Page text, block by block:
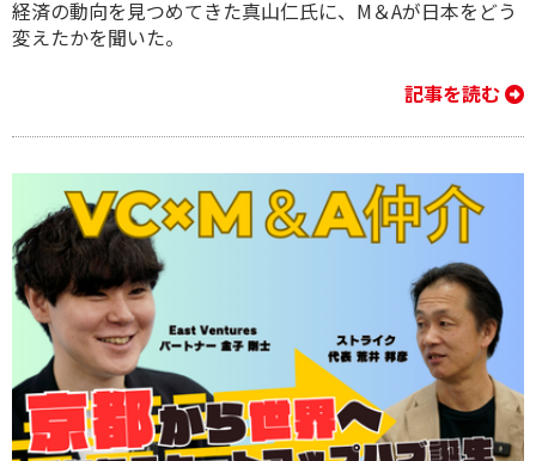
経済の動向を見つめてきた真山仁氏に、M＆Aが日本をどう
変えたかを聞いた。
記事を読む